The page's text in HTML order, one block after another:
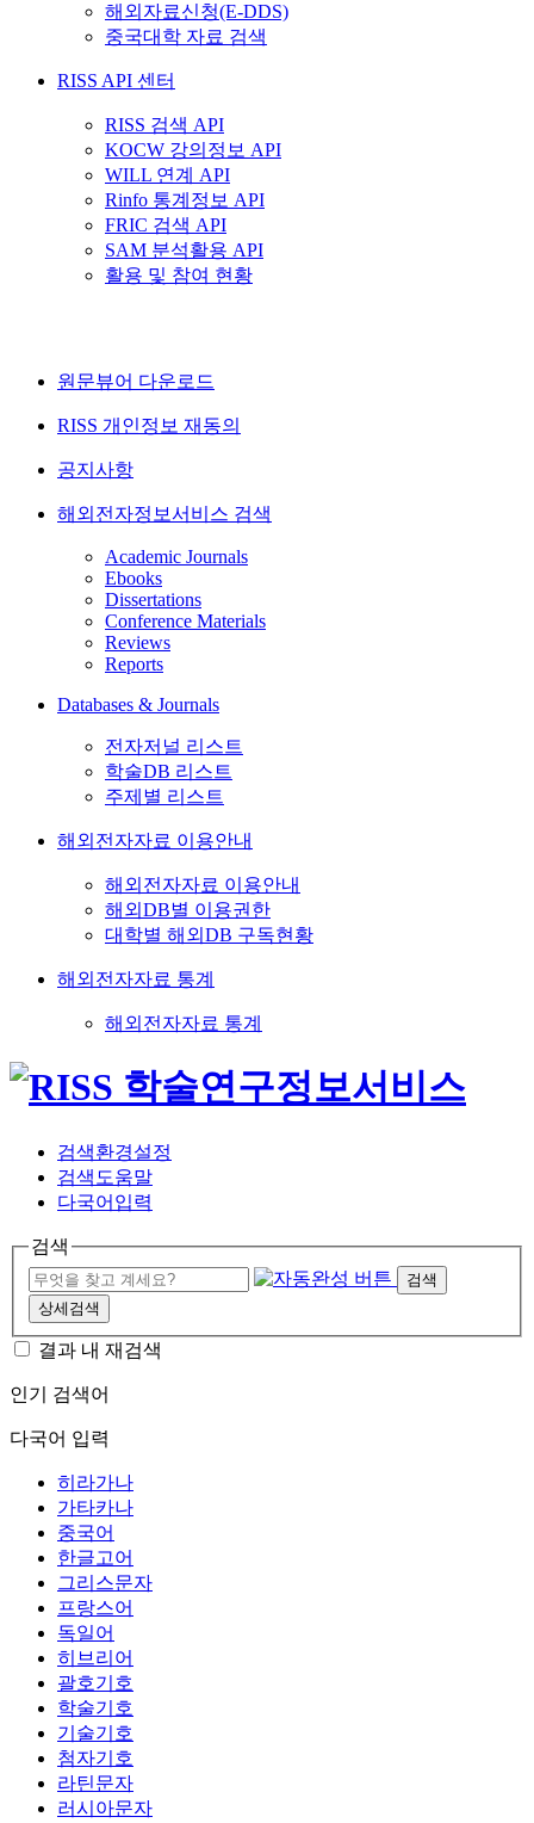
해외자료신청(E-DDS)
중국대학 자료 검색
RISS API 센터
RISS 검색 API
KOCW 강의정보 API
WILL 연계 API
Rinfo 통계정보 API
FRIC 검색 API
SAM 분석활용 API
활용 및 참여 현황
원문뷰어 다운로드
RISS 개인정보 재동의
공지사항
해외전자정보서비스 검색
Academic Journals
Ebooks
Dissertations
Conference Materials
Reviews
Reports
Databases & Journals
전자저널 리스트
학술DB 리스트
주제별 리스트
해외전자자료 이용안내
해외전자자료 이용안내
해외DB별 이용권한
대학별 해외DB 구독현황
해외전자자료 통계
해외전자자료 통계
검색환경설정
검색도움말
다국어입력
검색
검색
상세검색
결과 내 재검색
인기 검색어
다국어 입력
히라가나
가타카나
중국어
한글고어
그리스문자
프랑스어
독일어
히브리어
괄호기호
학술기호
기술기호
첨자기호
라틴문자
러시아문자